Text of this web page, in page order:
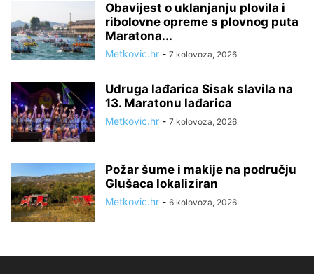
Obavijest o uklanjanju plovila i
ribolovne opreme s plovnog puta
Maratona...
Metkovic.hr - 7 kolovoza, 2026
Udruga lađarica Sisak slavila na
13. Maratonu lađarica
Metkovic.hr - 7 kolovoza, 2026
Požar šume i makije na području
Glušaca lokaliziran
Metkovic.hr - 6 kolovoza, 2026